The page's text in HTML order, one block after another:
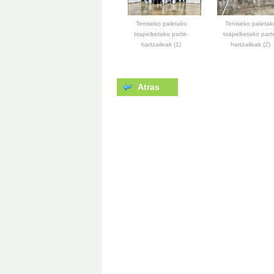
Teniseko paletako
txapelketako parte-
hartzaileak (1)
Teniseko
txapelketako
hartzaileak (2)
Atras